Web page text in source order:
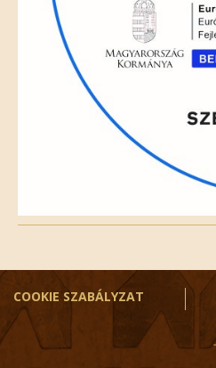
COOKIE SZABÁLYZAT